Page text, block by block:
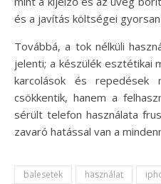
és a javítás költségei
Továbbá, a tok nélküli
jelenti; a készülék esztétikai
karcolások és repedések
csökkentik, hanem a
sérült telefon használata
zavaró hatással van a
balesetek használat